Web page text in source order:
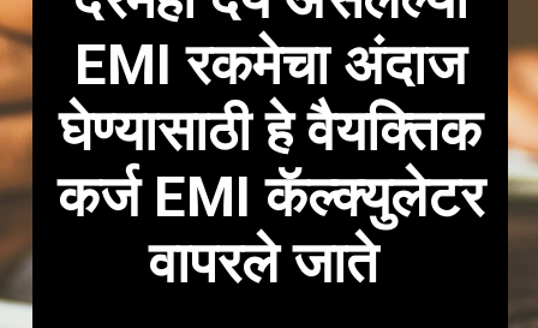
EMI रकमेचा अंदाज
घेण्यासाठी हे वैयक्तिक
कर्ज EMI कॅल्क्युलेटर
वापरले जाते